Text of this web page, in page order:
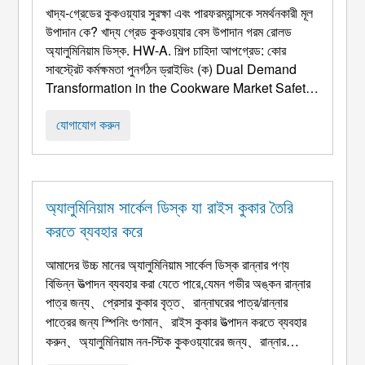
খাদ্য-গ্রেডের কুকওয়্যার সুরক্ষা এবং পারফরম্যান্সকে সমর্থনকারী মূল
উপাদান কে? খাদ্য গ্রেড কুকওয়্যার বেস উপাদান গরম রোলড
অ্যালুমিনিয়াম ডিস্ক. HW-A. শিল্প চাহিদা আপগ্রেড: কোর
সাবস্ট্রেট কর্মক্ষমতা পুনর্গঠন ড্রাইভিং (ক) Dual Demand
Transformation in the Cookware Market Safety
প্রবিধান প্রবেশ করেছে "মাইক্রোগ্রাম-স্তরের নিয়ন্ত্রণ" যুগ. ই ...
যোগাযোগ করুন
অ্যালুমিনিয়াম সার্কেল ডিস্ক যা রাইস কুকার তৈরি
করতে ব্যবহার করে
আমাদের উচ্চ মানের অ্যালুমিনিয়াম সার্কেল ডিস্ক রান্নার পণ্য
বিভিন্ন উত্পাদন ব্যবহার করা যেতে পারে,যেমন গভীর অঙ্কন রান্নার
পাত্র জন্য、প্রেসার কুকার বৃত্ত、রান্নাঘরের পাত্র/রান্নার
পাত্রের জন্য স্পিনিং গুণমান、রাইস কুকার উত্পাদন করতে ব্যবহার
করুন、অ্যালুমিনিয়াম নন-স্টিক কুকওয়্যারের জন্য、রান্নার